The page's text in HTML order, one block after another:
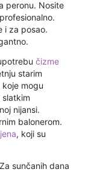
peronu. Nosite
i za posao.
čizme
starim
mogu
slatkim
nijansi.
balonerom.
, koji su
sunčanih dana